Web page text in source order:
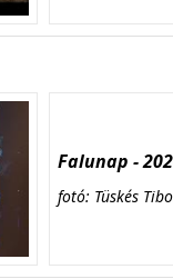
Falunap -
fotó: Tüskés